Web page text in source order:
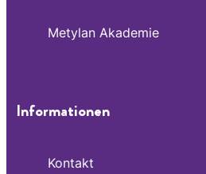
Metylan Akademie
Informationen
Kontakt